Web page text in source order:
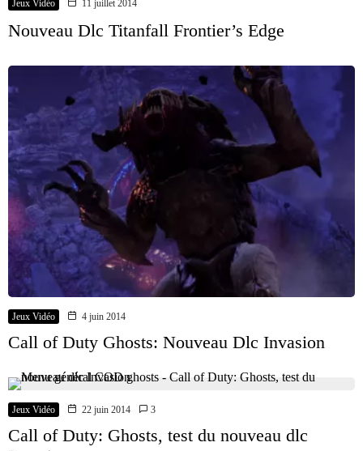
Jeux Vidéo 11 juillet 2014
Nouveau Dlc Titanfall Frontier’s Edge
Jeux Vidéo 4 juin 2014
Call of Duty Ghosts: Nouveau Dlc Invasion
Jeux Vidéo 22 juin 2014 3
Call of Duty: Ghosts, test du nouveau dlc